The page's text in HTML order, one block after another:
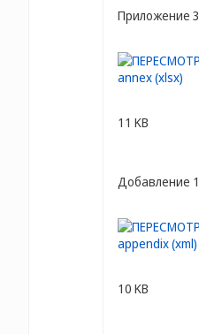
Приложение 3
11 KB
Добавление 1
10 KB